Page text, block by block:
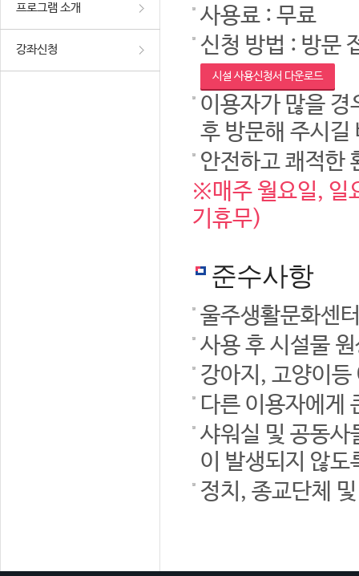
프로그램 소개
강좌신청
사용료 : 무료
신청 방법 : 방문
시설 사용신청서 다운로드
이용자가 많을 경
후 방문해 주시길
안전하고 쾌적한
※매주 월요일, 일
기휴무)
준수사항
울주생활문화센
사용 후 시설물
강아지, 고양이
다른 이용자에게
샤워실 및 공동사
이 발생되지 않도
정치, 종교단체